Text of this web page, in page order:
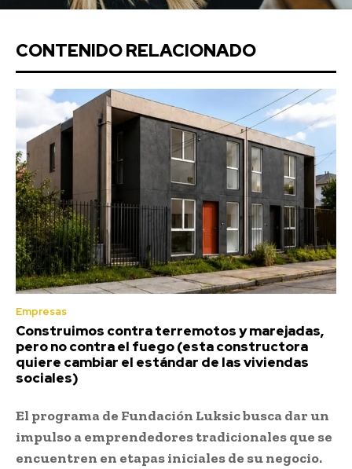
CONTENIDO RELACIONADO
Empresas
Construimos contra terremotos y marejadas,
pero no contra el fuego (esta constructora
quiere cambiar el estándar de las viviendas
sociales)
El programa de Fundación Luksic busca dar un
impulso a emprendedores tradicionales que se
encuentren en etapas iniciales de su negocio.